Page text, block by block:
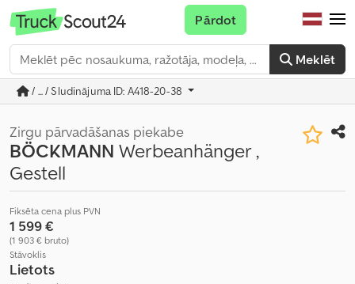
Meklēt
Pārdot
/ ... / Sludinājuma ID: A418-20-38
Zirgu pārvadāšanas piekabe
BÖCKMANN Werbeanhänger ,
Gestell
Fiksēta cena plus PVN
1 599 €
(1 903 € bruto)
Stāvoklis
Lietots